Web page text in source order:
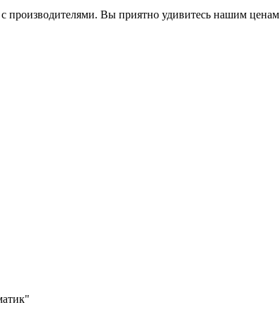
производителями. Вы приятно удивитесь нашим ценам